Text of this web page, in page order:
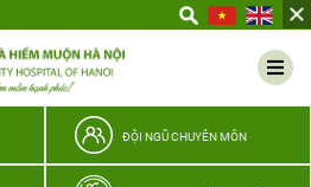
ĐỘI NGŨ CHUYÊN MÔN